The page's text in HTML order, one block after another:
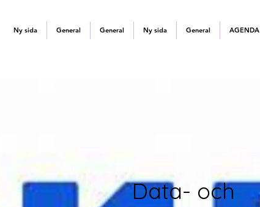
Ny sida General General Ny sida General AGENDA
Data- och